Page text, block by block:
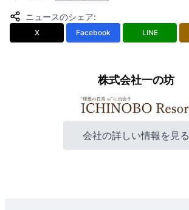
ニュースのシェア:
X Facebook LINE
株式会社一の坊
会社の詳しい情報を見る